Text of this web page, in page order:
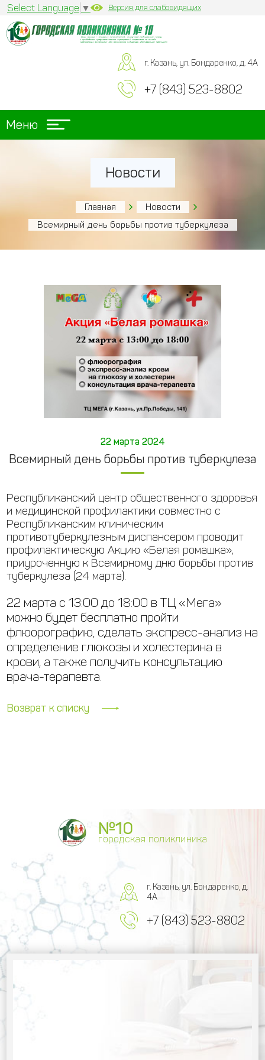
Select Language ▼ Версия для слабовидящих
г. Казань, ул. Бондаренко, д. 4А
+7 (843) 523-8802
Меню
Новости
Главная
Новости
Всемирный день борьбы против туберкулеза
22 марта 2024
Всемирный день борьбы против туберкулеза
Республиканский центр общественного здоровья
и медицинской профилактики совместно с
Республиканским клиническим
противотуберкулезным диспансером проводит
профилактическую Акцию «Белая ромашка»,
приуроченную к Всемирному дню борьбы против
туберкулеза (24 марта).
22 марта с 13:00 до 18:00 в ТЦ «Мега»
можно будет бесплатно пройти
флюорографию, сделать экспресс-анализ на
определение глюкозы и холестерина в
крови, а также получить консультацию
врача-терапевта.
Возврат к списку
№10
городская поликлиника
г. Казань, ул. Бондаренко, д.
4А
+7 (843) 523-8802